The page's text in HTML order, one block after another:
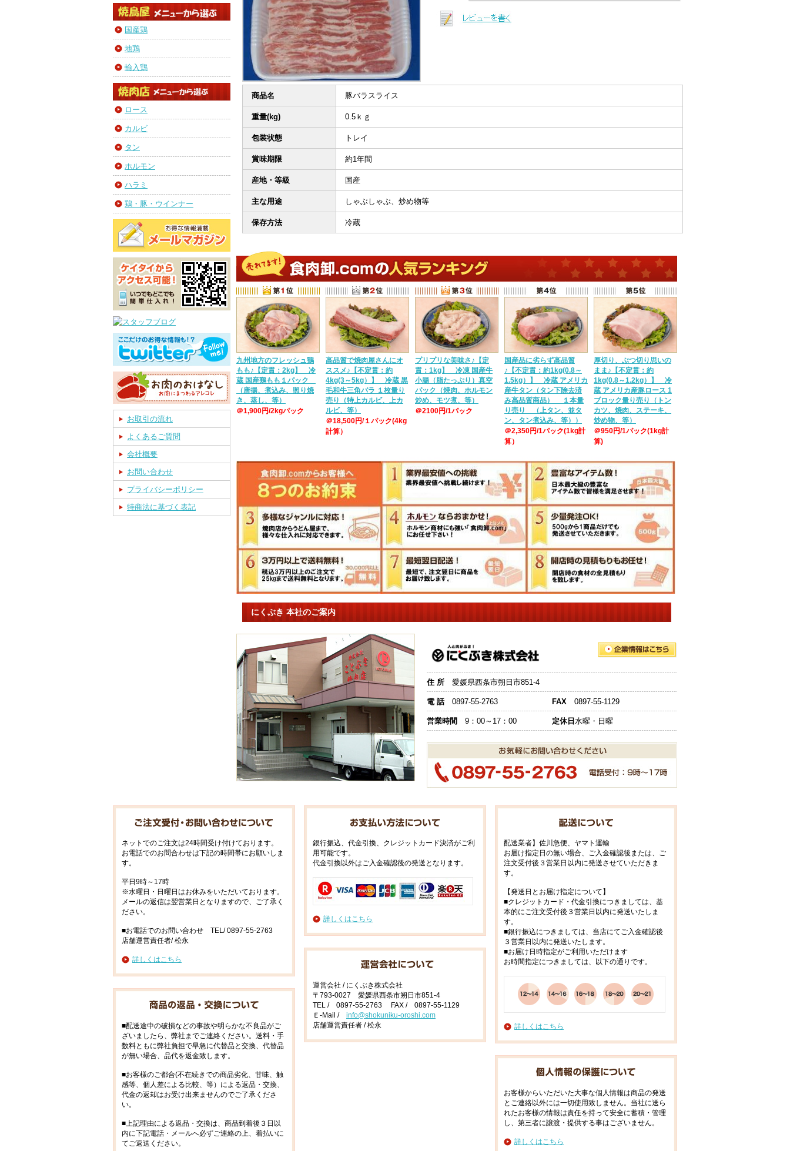
国産鶏
地鶏
輸入鶏
ロース
カルビ
タン
ホルモン
ハラミ
鶏・豚・ウインナー
お取引の流れ
よくあるご質問
会社概要
お問い合わせ
プライバシーポリシー
特商法に基づく表記
商品名 豚バラスライス
重量(kg) 0.5ｋｇ
包装状態 トレイ
賞味期限 約1年間
産地・等級 国産
主な用途 しゃぶしゃぶ、炒め物等
保存方法 冷蔵
九州地方のフレッシュ鶏
もも♪【定貫：2kg】 冷
蔵 国産鶏もも１パック
（唐揚、煮込み、照り焼
き、蒸し、等）
＠1,900円/2kgパック
高品質で焼肉屋さんにオ
ススメ♪【不定貫：約
4kg(3～5kg）】 冷蔵 黒
毛和牛三角バラ １枚量り
売り（特上カルビ、上カ
ルビ、等）
＠18,500円/１パック(4kg
計算）
プリプリな美味さ♪【定
貫：1kg】 冷凍 国産牛
小腸（脂たっぷり）真空
パック（焼肉、ホルモン
炒め、モツ煮、等）
＠2100円/1パック
国産品に劣らず高品質
♪【不定貫：約1kg(0.8～
1.5kg）】 冷蔵 アメリカ
産牛タン（タン下除去済
み高品質商品） １本量
り売り （上タン、並タ
ン、タン煮込み、等））
＠2,350円/1パック(1kg計
算）
厚切り、ぶつ切り思いの
まま♪【不定貫：約
1kg(0.8～1.2kg）】 冷
蔵 アメリカ産豚ロース 1
ブロック量り売り（トン
カツ、焼肉、ステーキ、
炒め物、等）
＠950円/1パック(1kg計
算)
にくぶき 本社のご案内
住 所 愛媛県西条市朔日市851-4
電 話0897-55-2763 FAX 0897-55-1129
営業時間 9：00～17：00 定休日 水曜・日曜
ネットでのご注文は24時間受け付けております。
お電話でのお問合わせは下記の時間帯にお願いしま
す。
平日9時～17時
※水曜日・日曜日はお休みをいただいております。
メールの返信は翌営業日となりますので、ご了承く
ださい。
■お電話でのお問い合わせ TEL/ 0897-55-2763
店舗運営責任者/ 松永
詳しくはこちら
■配送途中の破損などの事故や明らかな不良品がご
ざいましたら、弊社までご連絡ください。送料・手
数料ともに弊社負担で早急に代替品と交換、代替品
が無い場合、品代を返金致します。
■お客様のご都合(不在続きでの商品劣化、甘味、触
感等、個人差による比較、等）による返品・交換、
代金の返却はお受け出来ませんのでご了承くださ
い。
■上記理由による返品・交換は、商品到着後３日以
内に下記電話・メールへ必ずご連絡の上、着払いに
てご返送ください。
銀行振込、代金引換、クレジットカード決済がご利
用可能です。
代金引換以外はご入金確認後の発送となります。
詳しくはこちら
運営会社 / にくぶき株式会社
〒793-0027 愛媛県西条市朔日市851-4
TEL / 0897-55-2763 FAX / 0897-55-1129
Ｅ-Mail / info@shokuniku-oroshi.com
店舗運営責任者 / 松永
配送業者】佐川急便、ヤマト運輸
お届け指定日の無い場合、ご入金確認後または、ご
注文受付後３営業日以内に発送させていただきま
す。
【発送日とお届け指定について】
■クレジットカード・代金引換につきましては、基
本的にご注文受付後３営業日以内に発送いたしま
す。
■銀行振込につきましては、当店にてご入金確認後
３営業日以内に発送いたします。
■お届け日時指定がご利用いただけます
お時間指定につきましては、以下の通りです。
詳しくはこちら
お客様からいただいた大事な個人情報は商品の発送
とご連絡以外には一切使用致しません。当社に送ら
れたお客様の情報は責任を持って安全に蓄積・管理
し、第三者に譲渡・提供する事はございません。
詳しくはこちら